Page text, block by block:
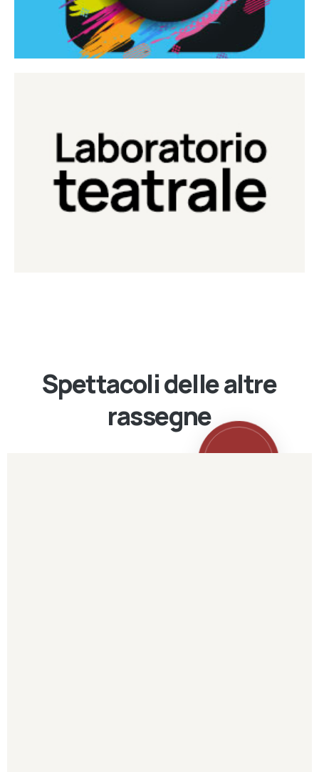
Laboratorio Teatrale
Laboratorio di teatro del Teatro Eduardo de Filippo
Continua
Spettacoli delle altre
rassegne